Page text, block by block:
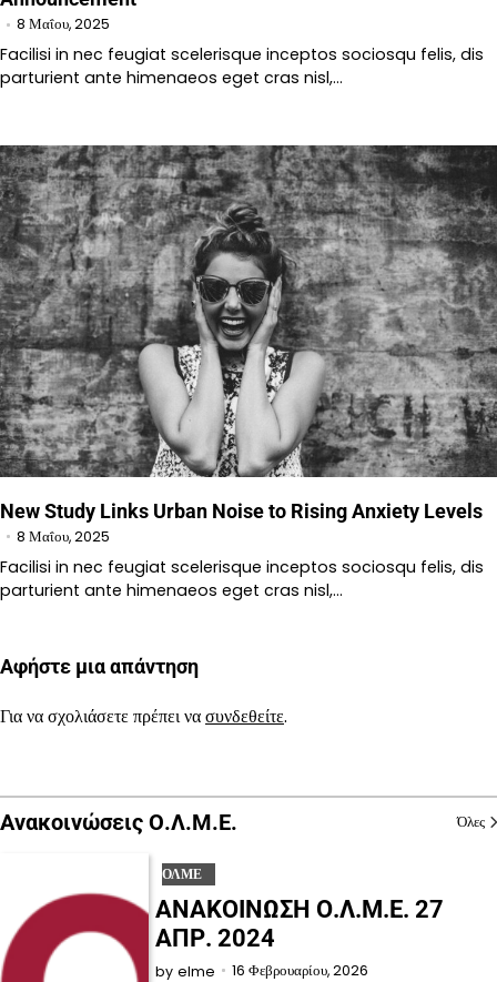
8 Μαΐου, 2025
Facilisi in nec feugiat scelerisque inceptos sociosqu felis, dis
parturient ante himenaeos eget cras nisl,…
New Study Links Urban Noise to Rising Anxiety Levels
8 Μαΐου, 2025
Facilisi in nec feugiat scelerisque inceptos sociosqu felis, dis
parturient ante himenaeos eget cras nisl,…
Αφήστε μια απάντηση
Για να σχολιάσετε πρέπει νασυνδεθείτε.
Ανακοινώσεις Ο.Λ.Μ.Ε. Όλες
ΟΛΜΕ
ΑΝΑΚΟΙΝΩΣΗ Ο.Λ.Μ.Ε. 27
ΑΠΡ. 2024
by elme 16 Φεβρουαρίου, 2026